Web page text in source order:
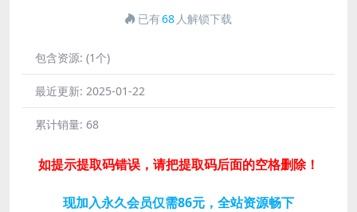
已有68 人解锁下载
包含资源: (1个)
最近更新: 2025-01-22
累计销量: 68
如提示提取码错误，请把提取码后面的空格删除！
现加入永久会员仅需86元，全站资源畅下